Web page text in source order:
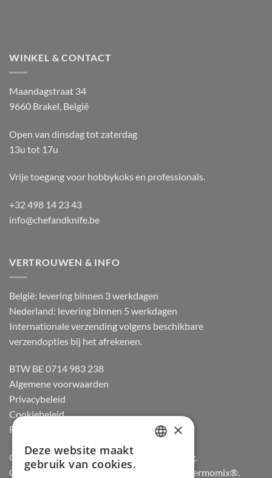
WINKEL & CONTACT
Maandagstraat 34
9660 Brakel, België
Open van dinsdag tot zaterdag
13u tot 17u
Vrije toegang voor hobbykoks en professionals.
+32 498 14 23 43
info@chefandknife.be
VERTROUWEN & INFO
België: levering binnen 3 werkdagen
Nederland: levering binnen 5 werkdagen
Internationale verzending volgens beschikbare
verzendopties bij het afrekenen.
BTW BE 0714 983 238
Algemene voorwaarden
Privacybeleid
Cookiebeleid
Retourneren
Officiële dealer van Gozney en Big Green Egg.
Officiële advisor en verdeler van Vorwerk Thermomix®.
×
Deze website maakt
gebruik van cookies.